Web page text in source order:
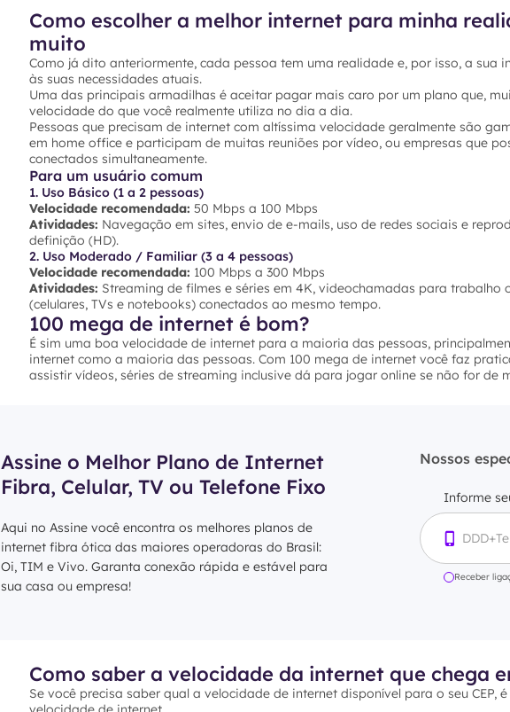
Como escolher a melhor internet para minha
muito
Como já dito anteriormente, cada pessoa tem uma realidade e, por isso, a sua
às suas necessidades atuais.
Uma das principais armadilhas é aceitar pagar mais caro por um plano que,
velocidade do que você realmente utiliza no dia a dia.
Pessoas que precisam de internet com altíssima velocidade geralmente são
em home office e participam de muitas reuniões por vídeo, ou empresas que
conectados simultaneamente.
Para um usuário comum
1. Uso Básico (1 a 2 pessoas)
Velocidade recomendada: 50 Mbps a 100 Mbps
Atividades: Navegação em sites, envio de e-mails, uso de redes sociais e
definição (HD).
2. Uso Moderado / Familiar (3 a 4 pessoas)
Velocidade recomendada: 100 Mbps a 300 Mbps
Atividades: Streaming de filmes e séries em 4K, videochamadas para trabalho
(celulares, TVs e notebooks) conectados ao mesmo tempo.
100 mega de internet é bom?
É sim uma boa velocidade de internet para a maioria das pessoas,
internet como a maioria das pessoas. Com 100 mega de internet você faz
assistir vídeos, séries de streaming inclusive dá para jogar online se não for de
Assine o Melhor Plano de Internet
Fibra, Celular, TV ou Telefone Fixo
Aqui no Assine você encontra os melhores planos de
internet fibra ótica das maiores operadoras do Brasil:
Oi, TIM e Vivo. Garanta conexão rápida e estável para
sua casa ou empresa!
Nossos
Informe
Receber
Como saber a velocidade da internet que chega
Se você precisa saber qual a velocidade de internet disponível para o seu CEP,